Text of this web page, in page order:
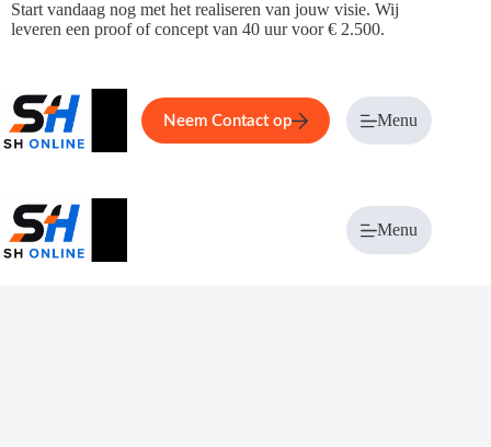
Ga
naar
Start vandaag nog met het realiseren van jouw visie. Wij
leveren een proof of concept van 40 uur voor € 2.500.
Home Service Over ons
Neem Contact op Menu
Menu